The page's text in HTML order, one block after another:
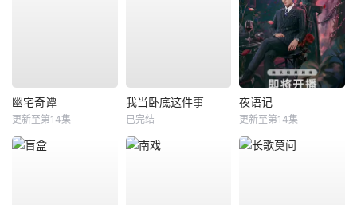
幽宅奇谭
更新至第14集
我当卧底这件事
已完结
夜语记
更新至第14集